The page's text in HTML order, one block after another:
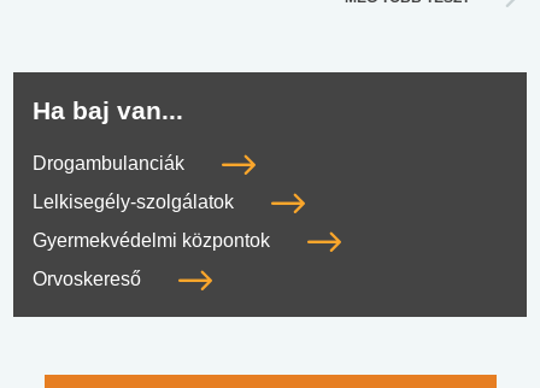
Ha baj van...
Drogambulanciák
Lelkisegély-szolgálatok
Gyermekvédelmi központok
Orvoskereső